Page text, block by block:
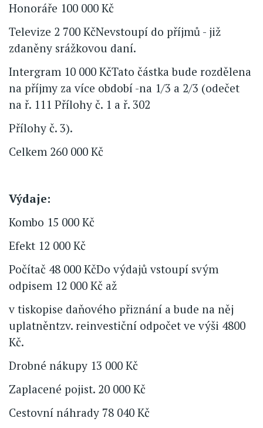
Honoráře 100 000 Kč
Televize 2 700 KčNevstoupí do příjmů - již
zdaněny srážkovou daní.
Intergram 10 000 KčTato částka bude rozdělena
na příjmy za více období -na 1/3 a 2/3 (odečet
na ř. 111 Přílohy č. 1 a ř. 302
Přílohy č. 3).
Celkem 260 000 Kč
Výdaje:
Kombo 15 000 Kč
Efekt 12 000 Kč
Počítač 48 000 KčDo výdajů vstoupí svým
odpisem 12 000 Kč až
v tiskopise daňového přiznání a bude na něj
uplatněntzv. reinvestiční odpočet ve výši 4800
Kč.
Drobné nákupy 13 000 Kč
Zaplacené pojist. 20 000 Kč
Cestovní náhrady 78 040 Kč